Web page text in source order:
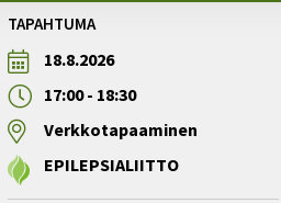
TAPAHTUMA
18.8.2026
17:00- 18:30
Verkkotapaaminen
EPILEPSIALIITTO